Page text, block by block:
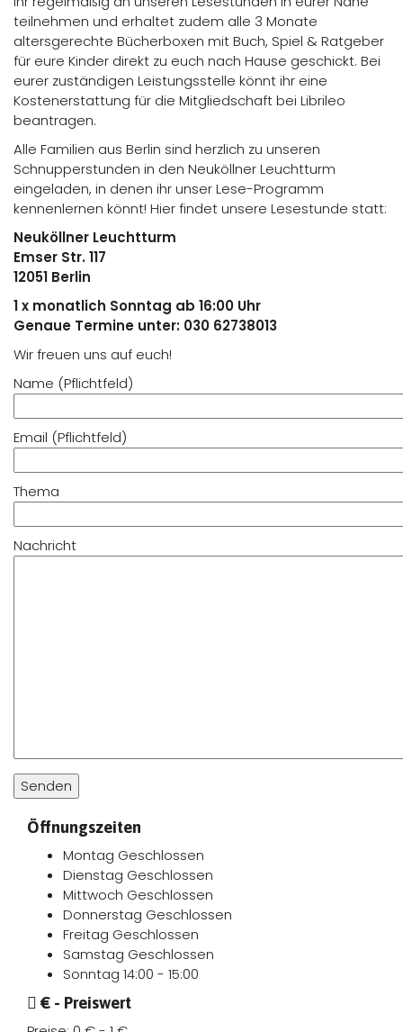
teilnehmen und erhaltet zudem alle 3 Monate
altersgerechte Bücherboxen mit Buch, Spiel & Ratgeber
für eure Kinder direkt zu euch nach Hause geschickt. Bei
eurer zuständigen Leistungsstelle könnt ihr eine
Kostenerstattung für die Mitgliedschaft bei Librileo
beantragen.
Alle Familien aus Berlin sind herzlich zu unseren
Schnupperstunden in den Neuköllner Leuchtturm
eingeladen, in denen ihr unser Lese-Programm
kennenlernen könnt! Hier findet unsere Lesestunde statt:
Neuköllner Leuchtturm
Emser Str. 117
12051 Berlin
1 x monatlich Sonntag ab 16:00 Uhr
Genaue Termine unter: 030 62738013
Wir freuen uns auf euch!
Name (Pflichtfeld)
Email (Pflichtfeld)
Thema
Nachricht
Öffnungszeiten
Montag Geschlossen
Dienstag Geschlossen
Mittwoch Geschlossen
Donnerstag Geschlossen
Freitag Geschlossen
Samstag Geschlossen
Sonntag 14:00 - 15:00
€ - Preiswert